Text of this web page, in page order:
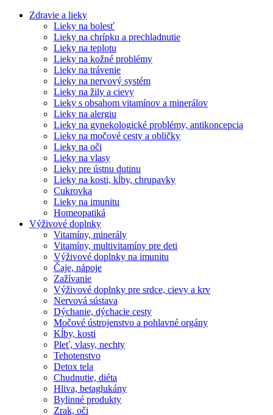
Zdravie a lieky
Lieky na bolesť
Lieky na chrípku a prechladnutie
Lieky na teplotu
Lieky na kožné problémy
Lieky na trávenie
Lieky na nervový systém
Lieky na žily a cievy
Lieky s obsahom vitamínov a minerálov
Lieky na alergiu
Lieky na gynekologické problémy, antikoncepcia
Lieky na močové cesty a obličky
Lieky na oči
Lieky na vlasy
Lieky pre ústnu dutinu
Lieky na kosti, kĺby, chrupavky
Cukrovka
Lieky na imunitu
Homeopatiká
Výživové doplnky
Vitamíny, minerály
Vitamíny, multivitamíny pre deti
Výživové doplnky na imunitu
Čaje, nápoje
Zažívanie
Výživové doplnky pre srdce, cievy a krv
Nervová sústava
Dýchanie, dýchacie cesty
Močové ústrojenstvo a pohlavné orgány
Kĺby, kosti
Pleť, vlasy, nechty
Tehotenstvo
Detox tela
Chudnutie, diéta
Hliva, betaglukány
Bylinné produkty
Zrak, oči